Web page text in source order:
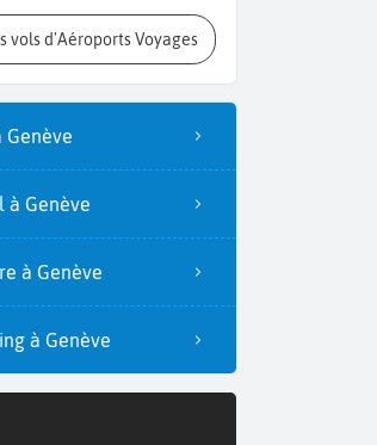
vols d'Aéroports Voyages
Genève
à Genève
à Genève
à Genève